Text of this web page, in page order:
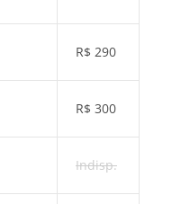
R$ 290
R$ 300
Indisp.